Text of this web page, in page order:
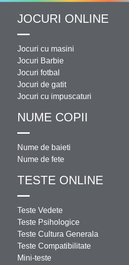
JOCURI ONLINE
Jocuri cu masini
Jocuri Barbie
Jocuri fotbal
Jocuri de gatit
Jocuri cu impuscaturi
NUME COPII
Nume de baieti
Nume de fete
TESTE ONLINE
Teste Vedete
Teste Psihologice
Teste Cultura Generala
Teste Compatibilitate
Mini-teste